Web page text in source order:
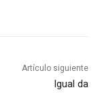
Artículo siguiente
Igual da